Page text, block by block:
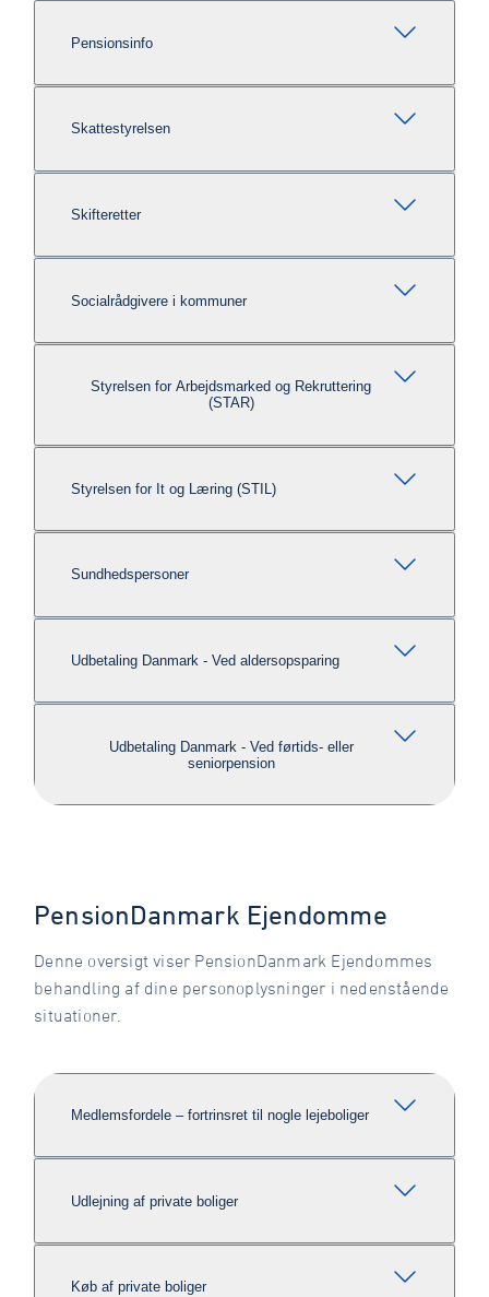
Pensionsinfo
Skattestyrelsen
Skifteretter
Socialrådgivere i kommuner
Styrelsen for Arbejdsmarked og Rekruttering
(STAR)
Styrelsen for It og Læring (STIL)
Sundhedspersoner
Udbetaling Danmark - Ved aldersopsparing
Udbetaling Danmark - Ved førtids- eller
seniorpension
PensionDanmark Ejendomme
Denne oversigt viser PensionDanmark Ejendommes
behandling af dine personoplysninger i nedenstående
situationer.
Medlemsfordele – fortrinsret til nogle lejeboliger
Udlejning af private boliger
Køb af private boliger